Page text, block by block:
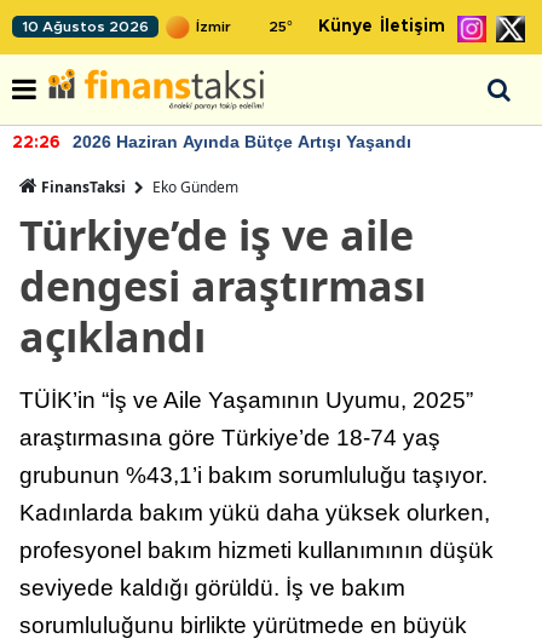
10 Ağustos 2026 25° Künye İletişim
Bütçe Artışı Yaşandı 22:24 TCMB'nin
FinansTaksi Eko Gündem
Türkiye’de iş ve aile
dengesi araştırması
açıklandı
TÜİK’in “İş ve Aile Yaşamının Uyumu, 2025”
araştırmasına göre Türkiye’de 18-74 yaş
grubunun %43,1’i bakım sorumluluğu taşıyor.
Kadınlarda bakım yükü daha yüksek olurken,
profesyonel bakım hizmeti kullanımının düşük
seviyede kaldığı görüldü. İş ve bakım
sorumluluğunu birlikte yürütmede en büyük